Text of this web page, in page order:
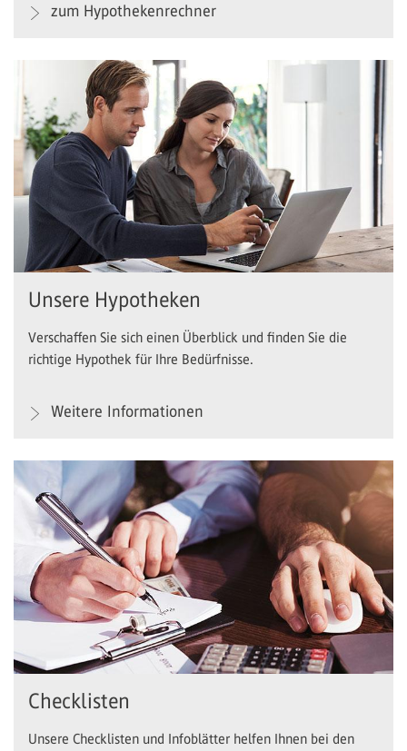
zum Hypothekenrechner
Unsere Hypotheken
Verschaffen Sie sich einen Überblick und finden Sie die
richtige Hypothek für Ihre Bedürfnisse.
Weitere Informationen
Checklisten
Unsere Checklisten und Infoblätter helfen Ihnen bei den